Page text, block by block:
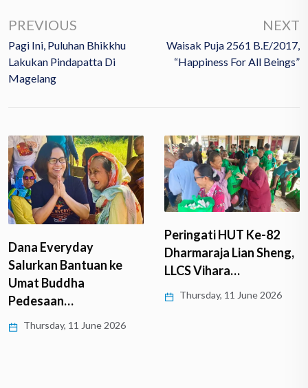
PREVIOUS
Pagi Ini, Puluhan Bhikkhu
Lakukan Pindapatta Di
Magelang
NEXT
Waisak Puja 2561 B.E/2017,
“Happiness For All Beings”
Dana Everyday
Salurkan Bantuan ke
Umat Buddha
Pedesaan…
Thursday, 11 June 2026
Peringati HUT Ke-82
Dharmaraja Lian Sheng,
LLCS Vihara…
Thursday, 11 June 2026